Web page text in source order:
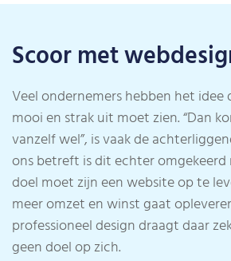
Scoor met
Veel ondernemers hebben het
mooi en strak uit moet zien. “Dan
vanzelf wel”, is vaak de
ons betreft is dit echter omgekeerd
doel moet zijn een website op te
meer omzet en winst gaat
professioneel design draagt daar
geen doel op zich.